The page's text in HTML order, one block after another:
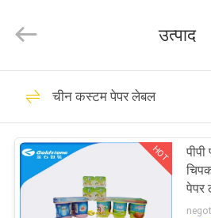
उत्पाद
विडियो
आपूर्तिकर्ता.
Copyright
-
heatsealfoillids.com.
Reserved.
गर्मी सील पन्नी
उत्पाद
चीन कस्टम पेपर लेबल
HOT
पेपर